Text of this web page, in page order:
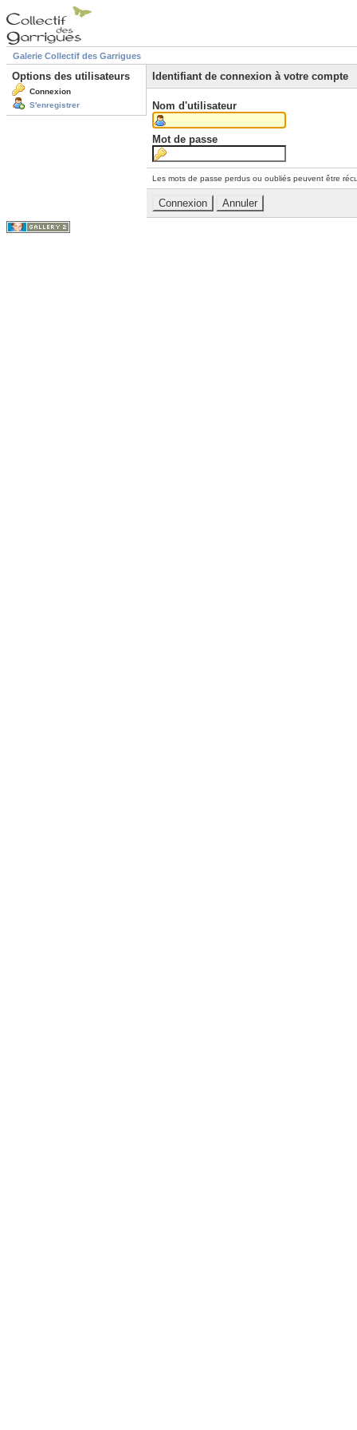
Galerie Collectif des Garrigues
Options des utilisateurs
Connexion
S'enregistrer
Identifiant de connexion à votre compte
Nom d'utilisateur
Mot de passe
Les mots de passe perdus ou oubliés peuvent être